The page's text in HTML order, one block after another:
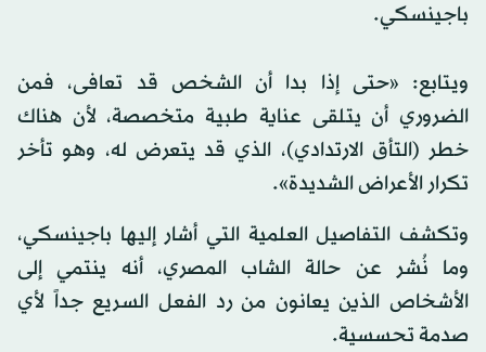
باجينسكي.
ويتابع: «حتى إذا بدا أن الشخص قد تعافى، فمن
الضروري أن يتلقى عناية طبية متخصصة، لأن هناك
خطر (التأق الارتدادي)، الذي قد يتعرض له، وهو تأخر
تكرار الأعراض الشديدة».
وتكشف التفاصيل العلمية التي أشار إليها باجينسكي،
وما نُشر عن حالة الشاب المصري، أنه ينتمي إلى
الأشخاص الذين يعانون من رد الفعل السريع جداً لأي
صدمة تحسسية.